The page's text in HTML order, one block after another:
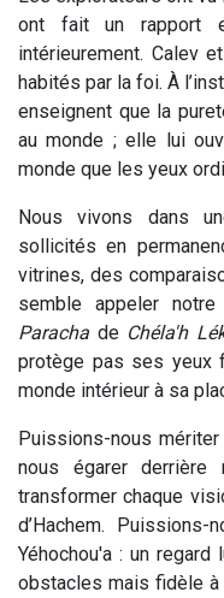
ont fait un rapport
intérieurement. Calev
habités par la foi. À
enseignent que la
au monde ; elle lui
monde que les yeux
Nous vivons dans
sollicités en
vitrines, des
semble appeler
Paracha de Chéla'h
protège pas ses yeux
monde intérieur à sa
Puissions-nous
nous égarer
transformer chaque
d’Hachem.
Yéhochou'a : un
obstacles mais fidèle